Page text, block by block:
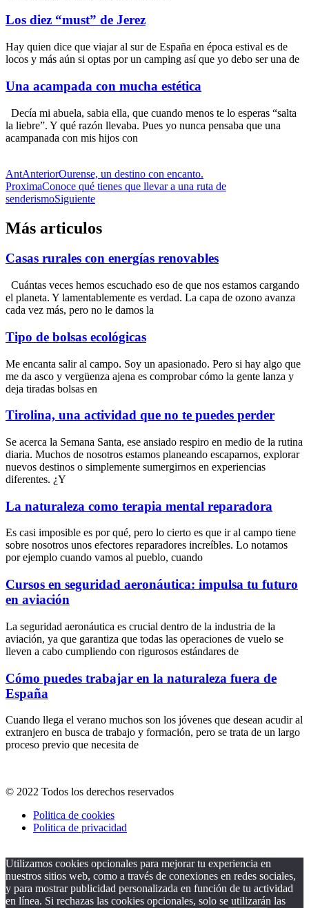
Los diez “must” de Jerez
Hay quien dice que viajar al sur de España en época estival es de
locos y más aún si optas por un camping así que yo debo ser una de
Una acampada con mucha estética
Decía mi abuela, sabia ella, que cuando menos te lo esperas “salta
la liebre”. Y qué razón llevaba. Pues yo nunca pensaba que una
acampanada con mis hijos con
AntAnteriorOurense, un destino con encanto.
ProximaConoce qué tienes que llevar a una ruta de
senderismoSiguiente
Más articulos
Casas rurales con energías renovables
Cuántas veces hemos escuchado eso de que nos estamos cargando
el planeta. Y lamentablemente es verdad. La capa de ozono avanza
cada vez más, pero no le damos la
Tipo de bolsas ecológicas
Me encanta salir al campo. Soy un apasionado. Pero si hay algo que
me da asco y vergüenza ajena es comprobar cómo la gente lanza y
deja tiradas bolsas en
Tirolina, una actividad que no te puedes perder
Se acerca la Semana Santa, ese ansiado respiro en medio de la rutina
diaria. Muchos de nosotros estamos planeando escaparnos, explorar
nuevos destinos o simplemente sumergirnos en experiencias
diferentes. ¿Y
La naturaleza como terapia mental reparadora
Es casi imposible es por qué, pero lo cierto es que ir al campo tiene
sobre nosotros unos efectores reparadores increíbles. Lo notamos
por ejemplo cuando vamos al pueblo, cuando
Cursos en seguridad aeronáutica: impulsa tu futuro
en aviación
La seguridad aeronáutica es crucial dentro de la industria de la
aviación, ya que garantiza que todas las operaciones de vuelo se
lleven a cabo cumpliendo con rigurosos estándares de
Cómo puedes trabajar en la naturaleza fuera de
España
Cuando llega el verano muchos son los jóvenes que desean acudir al
extranjero en busca de trabajo y formación, pero se trata de un largo
proceso previo que necesita de
© 2022 Todos los derechos reservados
Politica de cookies
Politica de privacidad
Utilizamos cookies opcionales para mejorar tu experiencia en
nuestros sitios web, como a través de conexiones en redes sociales,
y para mostrar publicidad personalizada en función de tu actividad
en línea. Si rechazas las cookies opcionales, solo se utilizarán las